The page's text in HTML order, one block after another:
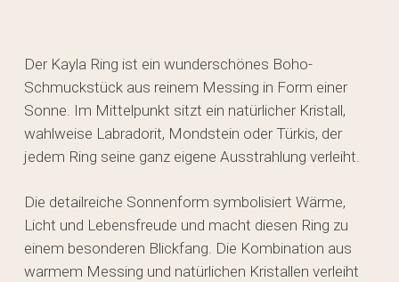
Der Kayla Ring ist ein wunderschönes Boho-
Schmuckstück aus reinem Messing in Form einer
Sonne. Im Mittelpunkt sitzt ein natürlicher Kristall,
wahlweise Labradorit, Mondstein oder Türkis, der
jedem Ring seine ganz eigene Ausstrahlung verleiht.
Die detailreiche Sonnenform symbolisiert Wärme,
Licht und Lebensfreude und macht diesen Ring zu
einem besonderen Blickfang. Die Kombination aus
warmem Messing und natürlichen Kristallen verleiht